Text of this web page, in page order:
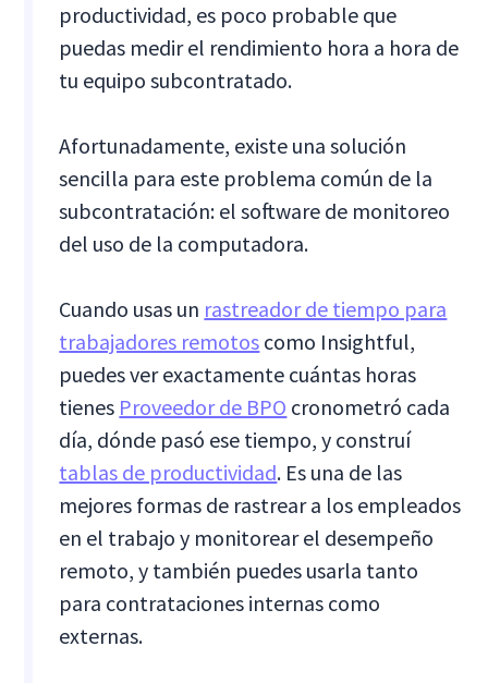
productividad, es poco probable que
puedas medir el rendimiento hora a hora de
tu equipo subcontratado.
Afortunadamente, existe una solución
sencilla para este problema común de la
subcontratación: el software de monitoreo
del uso de la computadora.
Cuando usas un rastreador de tiempo para
trabajadores remotos como Insightful,
puedes ver exactamente cuántas horas
tienes Proveedor de BPO cronometró cada
día, dónde pasó ese tiempo, y construí
tablas de productividad. Es una de las
mejores formas de rastrear a los empleados
en el trabajo y monitorear el desempeño
remoto, y también puedes usarla tanto
para contrataciones internas como
externas.